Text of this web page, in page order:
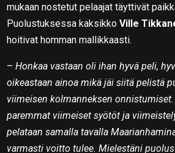
mukaan nostetut pelaajat täyttivät
Puolustuksessa kaksikkoVille
hoitivat homman mallikkaasti.
–Honkaa vastaan oli ihan hyvä peli,
oikeastaan ainoa mikä jäi siitä pelistä
viimeisen kolmanneksen onnistumiset.
paremmat viimeiset syötöt ja
pelataan samalla tavalla
varmasti voitto tulee. Mielestäni